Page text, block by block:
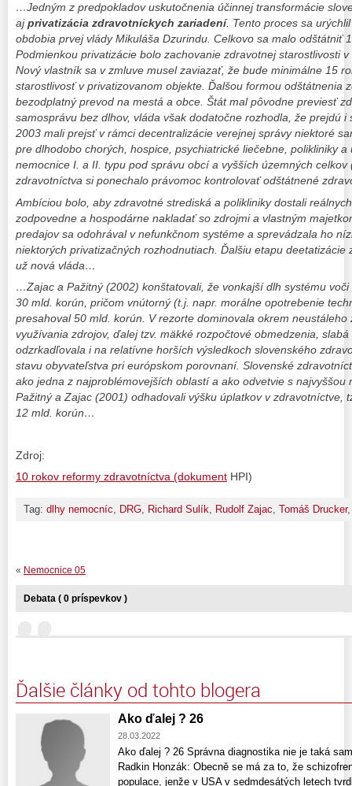
…Jedným z predpokladov uskutočnenia účinnej transformácie
ajprivatizácia zdravotníckych zariadení. Tento proces sa
obdobia prvej vlády Mikuláša Dzurindu. Celkovo sa malo odštátniť
Podmienkou privatizácie bolo zachovanie zdravotnej starostlivosti
Nový vlastník sa v zmluve musel zaviazať, že bude minimálne 15
starostlivosť v privatizovanom objekte. Ďalšou formou odštátnenia
bezodplatný prevod na mestá a obce. Štát mal pôvodne previesť
samosprávu bez dlhov, vláda však dodatočne rozhodla, že prejdú
2003 mali prejsť v rámci decentralizácie verejnej správy niektoré
pre dlhodobo chorých, hospice, psychiatrické liečebne, polikliniky
nemocnice I. a II. typu pod správu obcí a vyšších územných
zdravotníctva si ponechalo právomoc kontrolovať odštátnené
Ambíciou bolo, aby zdravotné strediská a polikliniky dostali
zodpovedne a hospodárne nakladať so zdrojmi a vlastným
predajov sa odohrával v nefunkčnom systéme a sprevádzala ho
niektorých privatizačných rozhodnutiach. Ďalšiu etapu
už nová vláda…
…Zajac a Pažitný (2002) konštatovali, že vonkajší dlh systému
30 mld. korún, pričom vnútorný (t.j. napr. morálne opotrebenie
presahoval 50 mld. korún. V rezorte dominovala okrem
využívania zdrojov, ďalej tzv. mäkké rozpočtové obmedzenia,
odzrkadľovala i na relatívne horších výsledkoch slovenského
stavu obyvateľstva pri európskom porovnaní. Slovenské
ako jedna z najproblémovejších oblastí a ako odvetvie s najvyššou
Pažitný a Zajac (2001) odhadovali výšku úplatkov v zdravotníctve,
12 mld. korún…
Zdroj:
10 rokov reformy zdravotníctva (dokument HPI)
Tag: dlhy nemocníc, DRG, Richard Sulík, Rudolf Zajac, Tomáš Drucker
« Nemocnice 05
Debata ( 0 príspevkov )
Ďalšie články od tohto blogera
Ako ďalej ? 26
28.03.2022
Ako ďalej ? 26 Správna diagnostika nie je taká
Radkin Honzák: Obecně se má za to, že
populace, jenže v USA v sedmdesátých letech